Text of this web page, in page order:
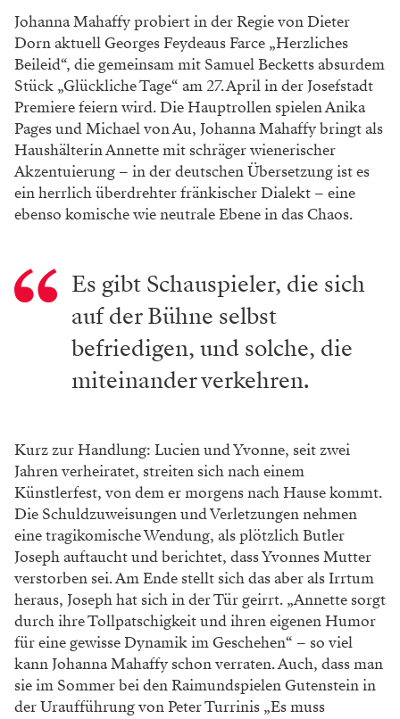
Johanna Mahaffy probiert in der Regie von Dieter
Dorn aktuell Georges Feydeaus Farce „Herzliches
Beileid“, die gemeinsam mit Samuel Becketts absurdem
Stück „Glückliche Tage“ am 27. April in der Josefstadt
Premiere feiern wird. Die Hauptrollen spielen Anika
Pages und Michael von Au, Johanna Mahaffy bringt als
Haushälterin Annette mit schräger wienerischer
Akzentuierung – in der deutschen Übersetzung ist es
ein herrlich überdrehter fränkischer Dialekt – eine
ebenso komische wie neutrale Ebene in das Chaos.
Es gibt Schauspieler, die sich
auf der Bühne ­selbst
befriedigen, und solche, die
miteinander verkehren.
Kurz zur Handlung: Lucien und Yvonne, seit zwei
Jahren verheiratet, streiten sich nach einem
Künstlerfest, von dem er morgens nach Hause kommt.
Die Schuldzuweisungen und Verletzungen nehmen
eine tragikomische Wendung, als plötzlich Butler
Joseph auftaucht und berichtet, dass Yvonnes Mutter
verstorben sei. Am Ende stellt sich das aber als Irrtum
heraus, Joseph hat sich in der Tür geirrt. „Annette sorgt
durch ihre Tollpatschigkeit und ihren eigenen Humor
für eine gewisse Dynamik im Geschehen“ – so viel
kann Johanna Mahaffy schon verraten. Auch, dass man
sie im Sommer bei den Raimundspielen Gutenstein in
der Uraufführung von Peter Turrinis „Es muss